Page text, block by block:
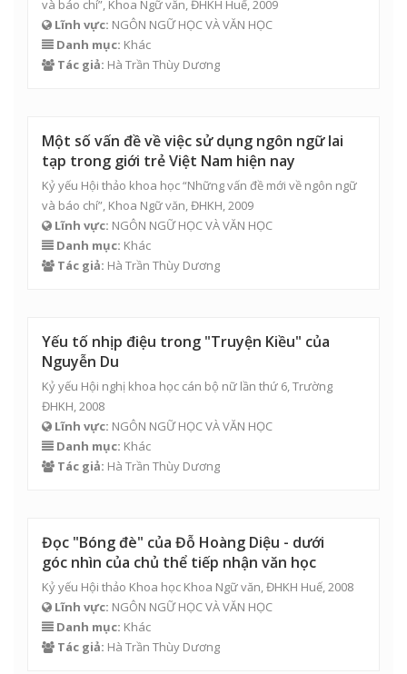
và báo chí”, Khoa Ngữ văn, ĐHKH Huế, 2009
Lĩnh vực: NGÔN NGỮ HỌC VÀ VĂN HỌC
Danh mục: Khác
Tác giả: Hà Trần Thùy Dương
Một số vấn đề về việc sử dụng ngôn ngữ lai
tạp trong giới trẻ Việt Nam hiện nay
Kỷ yếu Hội thảo khoa học “Những vấn đề mới về ngôn ngữ
và báo chí”, Khoa Ngữ văn, ĐHKH, 2009
Lĩnh vực: NGÔN NGỮ HỌC VÀ VĂN HỌC
Danh mục: Khác
Tác giả: Hà Trần Thùy Dương
Yếu tố nhịp điệu trong "Truyện Kiều" của
Nguyễn Du
Kỷ yếu Hội nghị khoa học cán bộ nữ lần thứ 6, Trường
ĐHKH, 2008
Lĩnh vực: NGÔN NGỮ HỌC VÀ VĂN HỌC
Danh mục: Khác
Tác giả: Hà Trần Thùy Dương
Đọc "Bóng đè" của Đỗ Hoàng Diệu - dưới
góc nhìn của chủ thể tiếp nhận văn học
Kỷ yếu Hội thảo Khoa học Khoa Ngữ văn, ĐHKH Huế, 2008
Lĩnh vực: NGÔN NGỮ HỌC VÀ VĂN HỌC
Danh mục: Khác
Tác giả: Hà Trần Thùy Dương